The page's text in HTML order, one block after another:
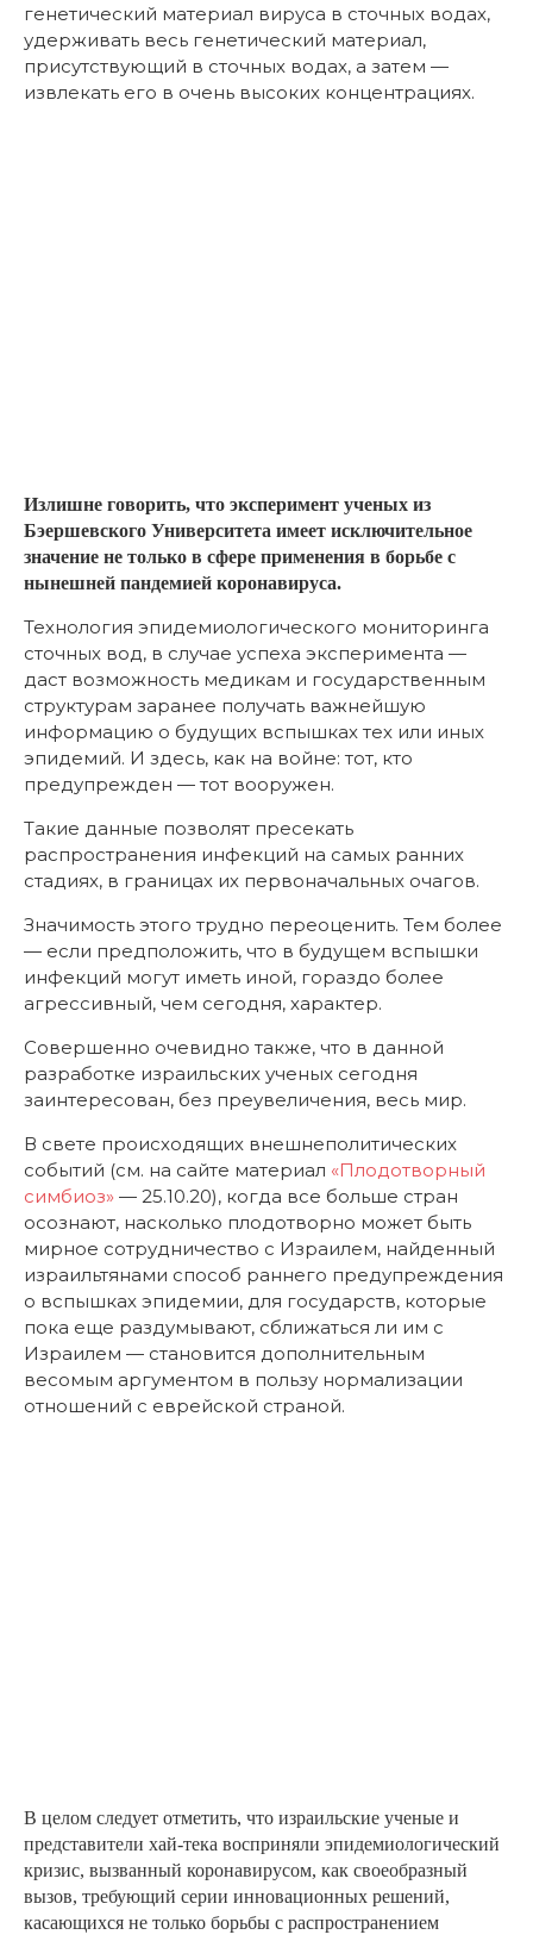
генетический материал вируса в сточных водах,
удерживать весь генетический материал,
присутствующий в сточных водах, а затем —
извлекать его в очень высоких концентрациях.
Излишне говорить, что эксперимент ученых из
Бэершевского Университета имеет исключительное
значение не только в сфере применения в борьбе с
нынешней пандемией коронавируса.
Технология эпидемиологического мониторинга
сточных вод, в случае успеха эксперимента —
даст возможность медикам и государственным
структурам заранее получать важнейшую
информацию о будущих вспышках тех или иных
эпидемий. И здесь, как на войне: тот, кто
предупрежден — тот вооружен.
Такие данные позволят пресекать
распространения инфекций на самых ранних
стадиях, в границах их первоначальных очагов.
Значимость этого трудно переоценить. Тем более
— если предположить, что в будущем вспышки
инфекций могут иметь иной, гораздо более
агрессивный, чем сегодня, характер.
Совершенно очевидно также, что в данной
разработке израильских ученых сегодня
заинтересован, без преувеличения, весь мир.
В свете происходящих внешнеполитических
событий (см. на сайте материал «Плодотворный
симбиоз» — 25.10.20), когда все больше стран
осознают, насколько плодотворно может быть
мирное сотрудничество с Израилем, найденный
израильтянами способ раннего предупреждения
о вспышках эпидемии, для государств, которые
пока еще раздумывают, сближаться ли им с
Израилем — становится дополнительным
весомым аргументом в пользу нормализации
отношений с еврейской страной.
В целом следует отметить, что израильские ученые и
представители хай-тека восприняли эпидемиологический
кризис, вызванный коронавирусом, как своеобразный
вызов, требующий серии инновационных решений,
касающихся не только борьбы с распространением